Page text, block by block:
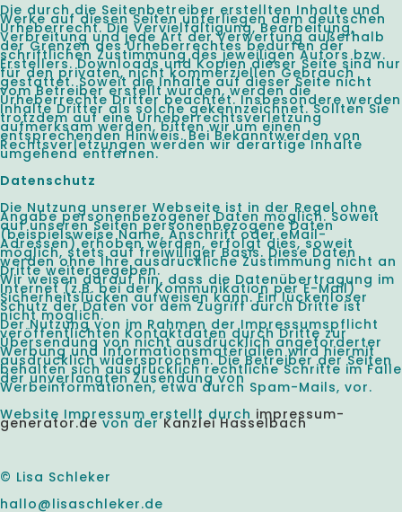
Die durch die Seitenbetreiber erstellten Inhalte und
Werke auf diesen Seiten unterliegen dem deutschen
Urheberrecht. Die Vervielfältigung, Bearbeitung,
Verbreitung und jede Art der Verwertung außerhalb
der Grenzen des Urheberrechtes bedürfen der
schriftlichen Zustimmung des jeweiligen Autors bzw.
Erstellers. Downloads und Kopien dieser Seite sind nur
für den privaten, nicht kommerziellen Gebrauch
gestattet. Soweit die Inhalte auf dieser Seite nicht
vom Betreiber erstellt wurden, werden die
Urheberrechte Dritter beachtet. Insbesondere werden
Inhalte Dritter als solche gekennzeichnet. Sollten Sie
trotzdem auf eine Urheberrechtsverletzung
aufmerksam werden, bitten wir um einen
entsprechenden Hinweis. Bei Bekanntwerden von
Rechtsverletzungen werden wir derartige Inhalte
umgehend entfernen.
Datenschutz
Die Nutzung unserer Webseite ist in der Regel ohne
Angabe personenbezogener Daten möglich. Soweit
auf unseren Seiten personenbezogene Daten
(beispielsweise Name, Anschrift oder eMail-
Adressen) erhoben werden, erfolgt dies, soweit
möglich, stets auf freiwilliger Basis. Diese Daten
werden ohne Ihre ausdrückliche Zustimmung nicht an
Dritte weitergegeben.
Wir weisen darauf hin, dass die Datenübertragung im
Internet (z.B. bei der Kommunikation per E-Mail)
Sicherheitslücken aufweisen kann. Ein lückenloser
Schutz der Daten vor dem Zugriff durch Dritte ist
nicht möglich.
Der Nutzung von im Rahmen der Impressumspflicht
veröffentlichten Kontaktdaten durch Dritte zur
Übersendung von nicht ausdrücklich angeforderter
Werbung und Informationsmaterialien wird hiermit
ausdrücklich widersprochen. Die Betreiber der Seiten
behalten sich ausdrücklich rechtliche Schritte im Falle
der unverlangten Zusendung von
Werbeinformationen, etwa durch Spam-Mails, vor.
Website Impressum erstellt durch impressum-
generator.devon derKanzlei Hasselbach
© Lisa Schleker
hallo@lisaschleker.de